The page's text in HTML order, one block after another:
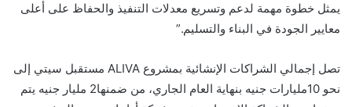
يمثل خطوة مهمة لدعم وتسريع معدلات التنفيذ والحفاظ على أعلى
معايير الجودة في البناء والتسليم.”
تصل إجمالي الشراكات الإنشائية بمشروع ALIVA مستقبل سيتي إلى
نحو 10مليارات جنيه بنهاية العام الجاري، من ضمنها2 مليار جنيه يتم